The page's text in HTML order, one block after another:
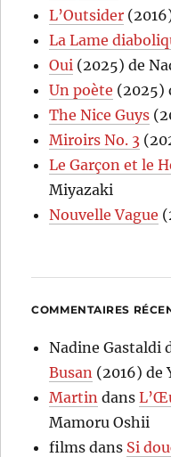
L’Outsider
La Lame
Oui (2025) de
Un poète (2025)
The Nice Guys
Miroirs No. 3
Le Garçon et le
Miyazaki
Nouvelle Vague
COMMENTAIRES
Nadine Gastaldi
Busan (2016) de
Martin dans
Mamoru Oshii
films dans Si